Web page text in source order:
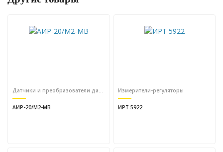
АИР-20/М2-MB
Измерители-регуляторы
ИРТ 5922